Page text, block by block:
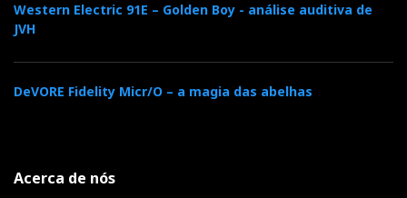
Western Electric 91E – Golden Boy - análise auditiva de
JVH
DeVORE Fidelity Micr/O – a magia das abelhas
Acerca de nós